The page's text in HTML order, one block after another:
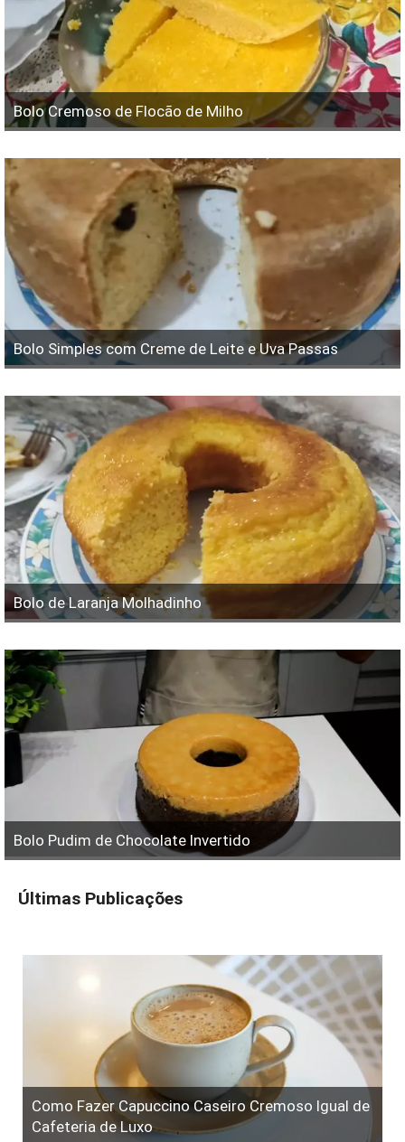
Bolo Cremoso de Flocão de Milho
Bolo Simples com Creme de Leite e Uva Passas
Bolo de Laranja Molhadinho
Bolo Pudim de Chocolate Invertido
Últimas Publicações
Como Fazer Capuccino Caseiro Cremoso Igual de
Cafeteria de Luxo